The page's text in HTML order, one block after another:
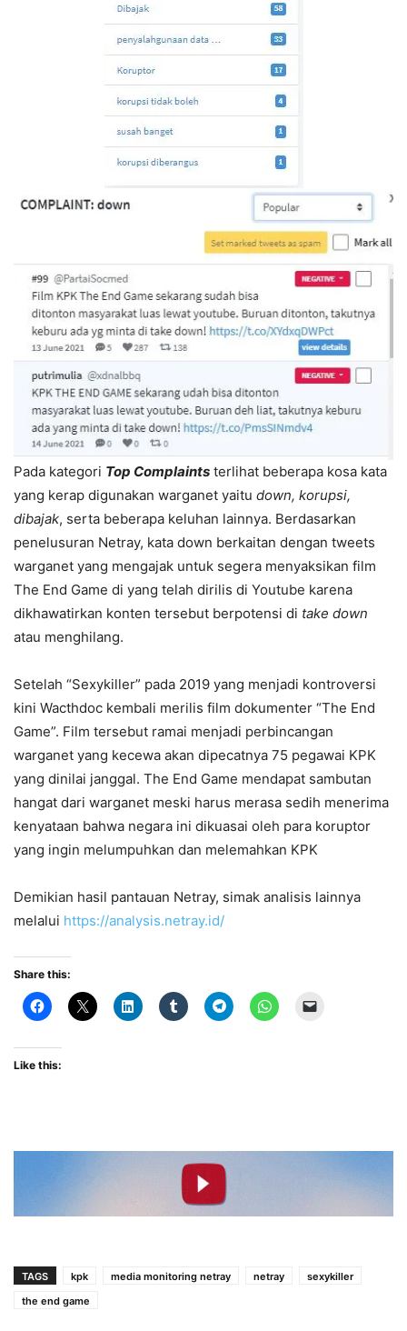
Pada kategori Top Complaints terlihat beberapa kosa kata
yang kerap digunakan warganet yaitu down, korupsi,
dibajak, serta beberapa keluhan lainnya. Berdasarkan
penelusuran Netray, kata down berkaitan dengan tweets
warganet yang mengajak untuk segera menyaksikan film
The End Game di yang telah dirilis di Youtube karena
dikhawatirkan konten tersebut berpotensi di take down
atau menghilang.
Setelah “Sexykiller” pada 2019 yang menjadi kontroversi
kini Wacthdoc kembali merilis film dokumenter “The End
Game”. Film tersebut ramai menjadi perbincangan
warganet yang kecewa akan dipecatnya 75 pegawai KPK
yang dinilai janggal. The End Game mendapat sambutan
hangat dari warganet meski harus merasa sedih menerima
kenyataan bahwa negara ini dikuasai oleh para koruptor
yang ingin melumpuhkan dan melemahkan KPK
Demikian hasil pantauan Netray, simak analisis lainnya
melalui https://analysis.netray.id/
Share this:
Like this:
TAGS kpk media monitoring netray netray
sexykiller
the end game